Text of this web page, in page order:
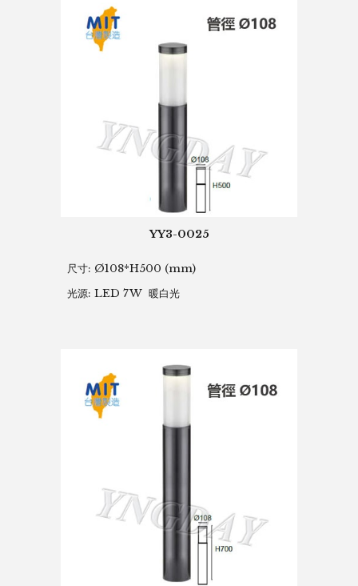
YY3-0025
尺寸: Ø108*H500 (mm)
光源: LED 7W 暖白光